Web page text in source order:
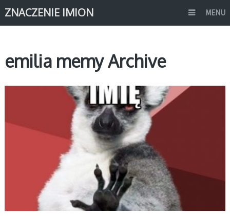
ZNACZENIE IMION MENU
emilia memy Archive